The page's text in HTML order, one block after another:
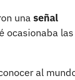
una señal
ocasionaba las
al